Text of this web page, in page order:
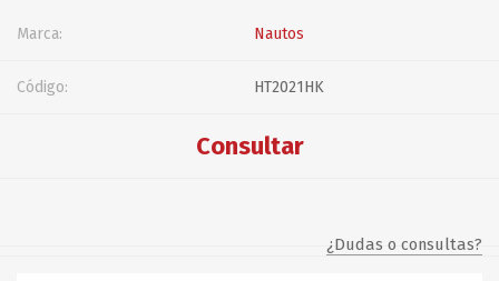
Marca: Nautos
Código: HT2021HK
Consultar
¿Dudas o consultas?